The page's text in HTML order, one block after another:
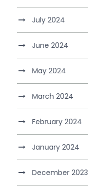
July 2024
June 2024
May 2024
March 2024
February 2024
January 2024
December 2023